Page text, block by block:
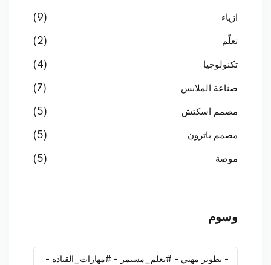
ازياء (9)
تعلُّم (2)
تكنولوجيا (4)
صناعة الملابس (7)
مصمم اسكتش (5)
مصمم باترون (5)
موضة (5)
وسوم
- تطوير مهني - #تعلم_مستمر - #مهارات_القيادة -